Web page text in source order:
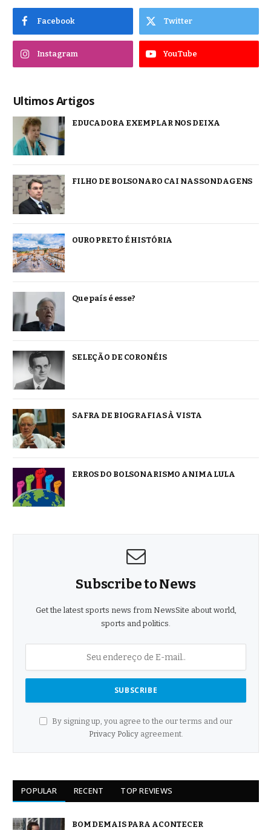
Facebook Twitter
Instagram YouTube
Ultimos Artigos
EDUCADORA EXEMPLAR NOS DEIXA
FILHO DE BOLSONARO CAI NAS SONDAGENS
OURO PRETO É HISTÓRIA
Que país é esse?
SELEÇÃO DE CORONÉIS
SAFRA DE BIOGRAFIAS À VISTA
ERROS DO BOLSONARISMO ANIMA LULA
Subscribe to News
Get the latest sports news from NewsSite about world,
sports and politics.
By signing up, you agree to the our terms and our
Privacy Policyagreement.
POPULAR RECENT TOP REVIEWS
BOM DEMAIS PARA ACONTECER